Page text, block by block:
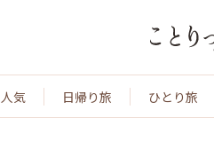
人気 日帰り旅 ひとり旅